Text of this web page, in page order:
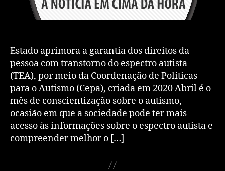
Estado aprimora a garantia dos direitos da
pessoa com transtorno do espectro autista
(TEA), por meio da Coordenação de Políticas
para o Autismo (Cepa), criada em 2020 Abril é o
mês de conscientização sobre o autismo,
ocasião em que a sociedade pode ter mais
acesso às informações sobre o espectro autista e
compreender melhor o […]